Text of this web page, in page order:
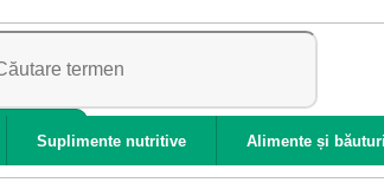
CĂUTARESuplimente nutritive Alimente și băuturi